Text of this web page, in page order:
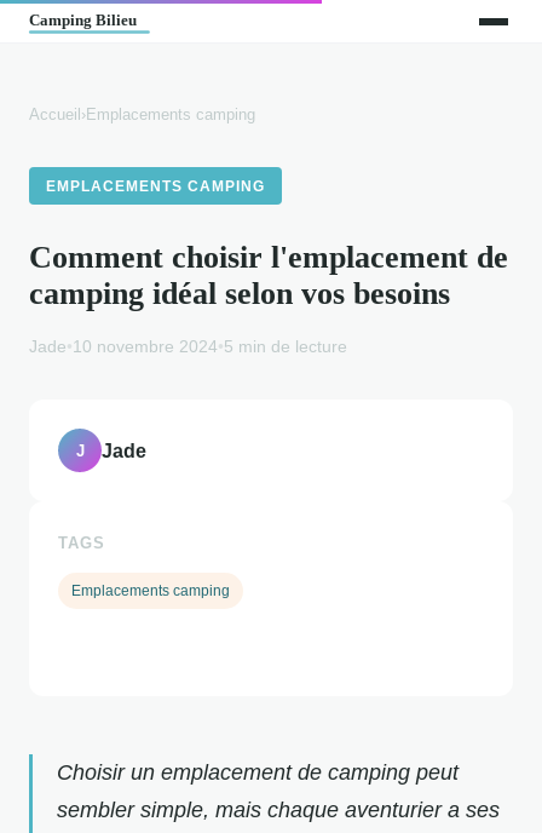
Accueil ›Emplacements camping
EMPLACEMENTS CAMPING
Comment choisir l'emplacement de
camping idéal selon vos besoins
Jade•10 novembre 2024•5 min de lecture
Choisir un emplacement de camping peut
sembler simple, mais chaque aventurier a ses
J Jade
TAGS
Emplacements camping